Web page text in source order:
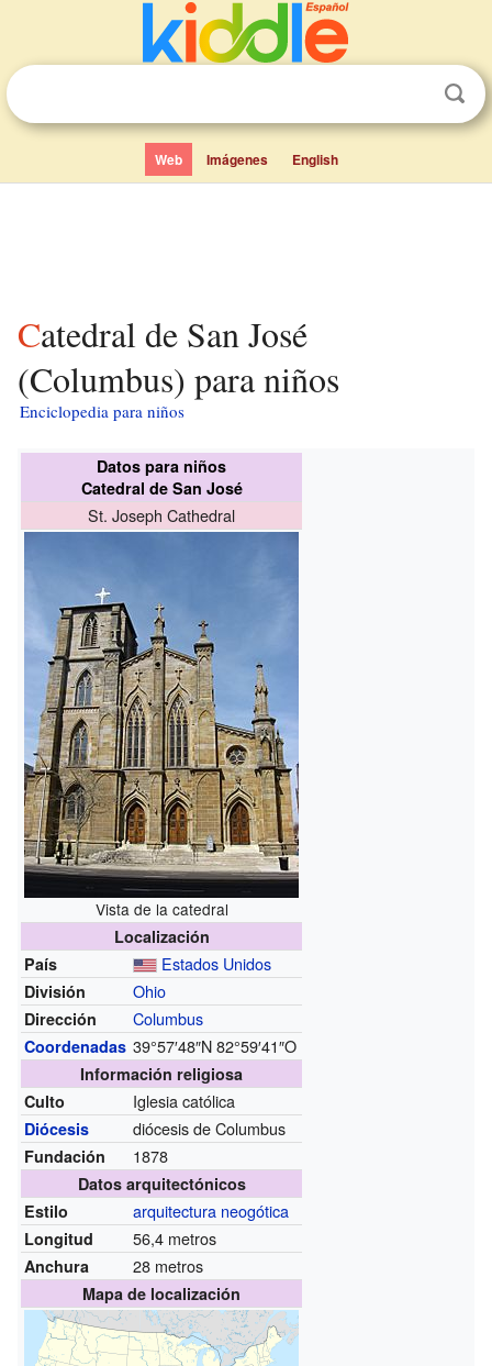
Web Imágenes English
Catedral de San José
(Columbus) para niños
Enciclopedia para niños
Datos para niños
Catedral de San José
St. Joseph Cathedral
Vista de la catedral
Localización
País
Estados Unidos
División Ohio
Dirección Columbus
Coordenadas 39°57′48″N82°59′41″O
Información religiosa
Culto
Iglesia católica
Diócesis diócesis de Columbus
Fundación 1878
Datos arquitectónicos
Estilo
arquitectura neogótica
Longitud 56,4 metros
Anchura 28 metros
Mapa de localización